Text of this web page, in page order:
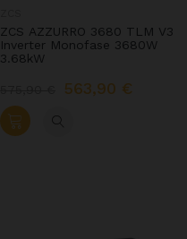
ZCS AZZURRO 3680 TLM V3
Inverter Monofase 3680W
3.68kW
563,90 €